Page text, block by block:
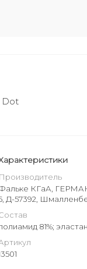
Dot
Производитель
КГаА,
Д-57392,
81%; эластан